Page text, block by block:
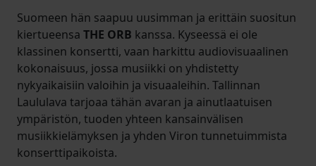
Suomeen hän saapuu uusimman ja erittäin suositun
kiertueensa THE ORB kanssa. Kyseessä ei ole
klassinen konsertti, vaan harkittu audiovisuaalinen
kokonaisuus, jossa musiikki on yhdistetty
nykyaikaisiin valoihin ja visuaaleihin. Tallinnan
Laululava tarjoaa tähän avaran ja ainutlaatuisen
ympäristön, tuoden yhteen kansainvälisen
musiikkielämyksen ja yhden Viron tunnetuimmista
konserttipaikoista.